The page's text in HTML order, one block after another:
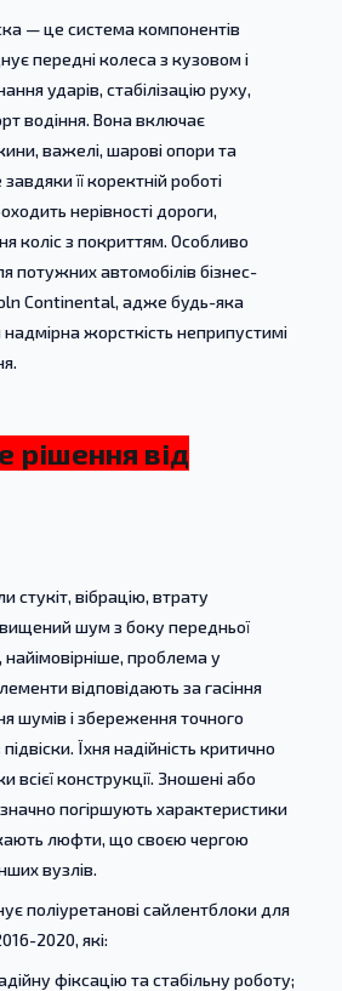
— це система компонентів
передні колеса з кузовом і
ударів, стабілізацію руху,
водіння. Вона включає
важелі, шарові опори та
її коректній роботі
нерівності дороги,
коліс з покриттям. Особливо
потужних автомобілів бізнес-
Continental, адже будь-яка
жорсткість неприпустимі
рішення від
вібрацію, втрату
шум з боку передньої
найімовірніше, проблема у
відповідають за гасіння
шумів і збереження точного
Їхня надійність критично
конструкції. Зношені або
погіршують характеристики
люфти, що своєю чергою
вузлів.
сайлентблоки для
2020, які:
фіксацію та стабільну роботу;